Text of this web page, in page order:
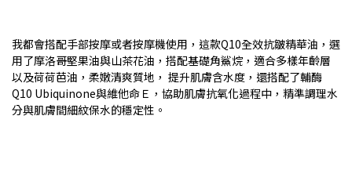
我都會搭配手部按摩或者按摩機使用，這款Q10全效抗皺精華油，選
用了摩洛哥堅果油與山茶花油，搭配基礎角鯊烷，適合多樣年齡層
以及荷荷芭油，柔嫩清爽質地， 提升肌膚含水度，還搭配了輔酶
Q10 Ubiquinone與維他命Ｅ，協助肌膚抗氧化過程中，精準調理水
分與肌膚間細紋保水的穩定性。